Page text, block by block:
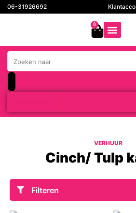
06-31926692
0
VERHUUR
Cinch/ Tulp
Filteren